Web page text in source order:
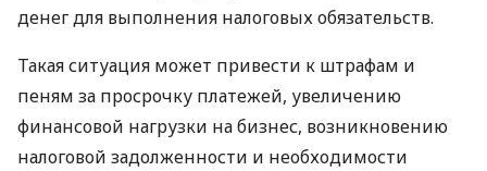
денег для выполнения налоговых обязательств.
Такая ситуация может привести к штрафам и
пеням за просрочку платежей, увеличению
финансовой нагрузки на бизнес, возникновению
налоговой задолженности и необходимости